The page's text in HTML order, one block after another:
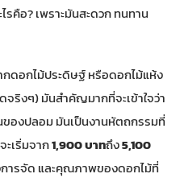
รคือ? เพราะมันสะดวก ทนทาน
อกไม้ประดิษฐ์ หรือดอกไม้แห้ง
ริงๆ) มันสำคัญมากที่จะเข้าใจว่า
ของปลอม มันเป็นงานหัตถกรรมที่
เริ่มจาก1,900 บาทถึง5,100
ารจัด และคุณภาพของดอกไม้ที่